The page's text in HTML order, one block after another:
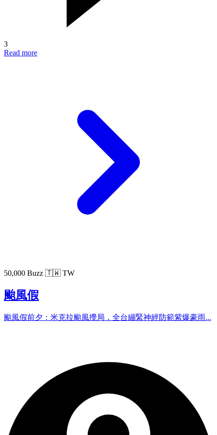
3
Read more
50,000 Buzz 🇹🇼 TW
颱風假
颱風假前夕：米克拉颱風攪局，全台繃緊神經防範紫爆豪雨...